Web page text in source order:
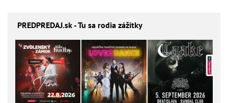
PREDPREDAJ.sk - Tu sa rodia zážitky